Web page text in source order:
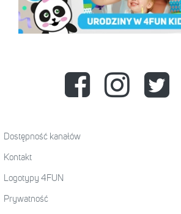
Dostępność kanałów
Kontakt
Logotypy 4FUN
Prywatność